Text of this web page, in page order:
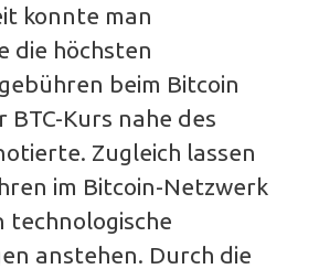
konnte man
die höchsten
beim Bitcoin
BTC-Kurs nahe des
Zugleich lassen
im Bitcoin-Netzwerk
technologische
anstehen. Durch die